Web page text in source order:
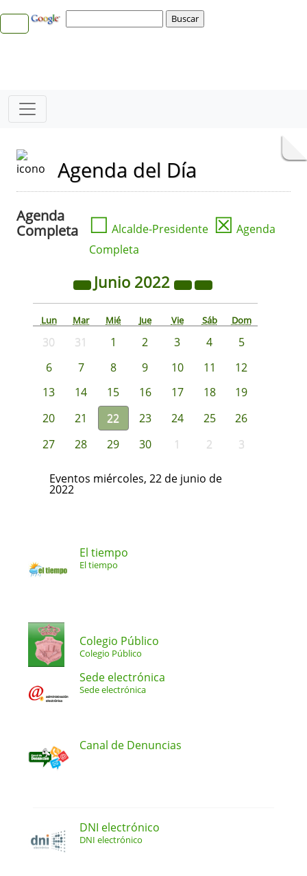
Agenda del Día
Agenda
Completa
☐ Alcalde-Presidente ☒ Agenda
Completa
Junio 2022
Lun Mar Mié Jue Vie Sáb Dom
30 31 1 2 3 4
5
6
7 8 9 10 11
12
13
14 15 16 17 18
19
20
21 22 23 24 25
26
27
28 29 30 1 2 3
Eventos miércoles, 22 de junio de
2022
El tiempo
El tiempo
Colegio Público
Colegio Público
Sede electrónica
Sede electrónica
Canal de Denuncias
DNI electrónico
DNI electrónico